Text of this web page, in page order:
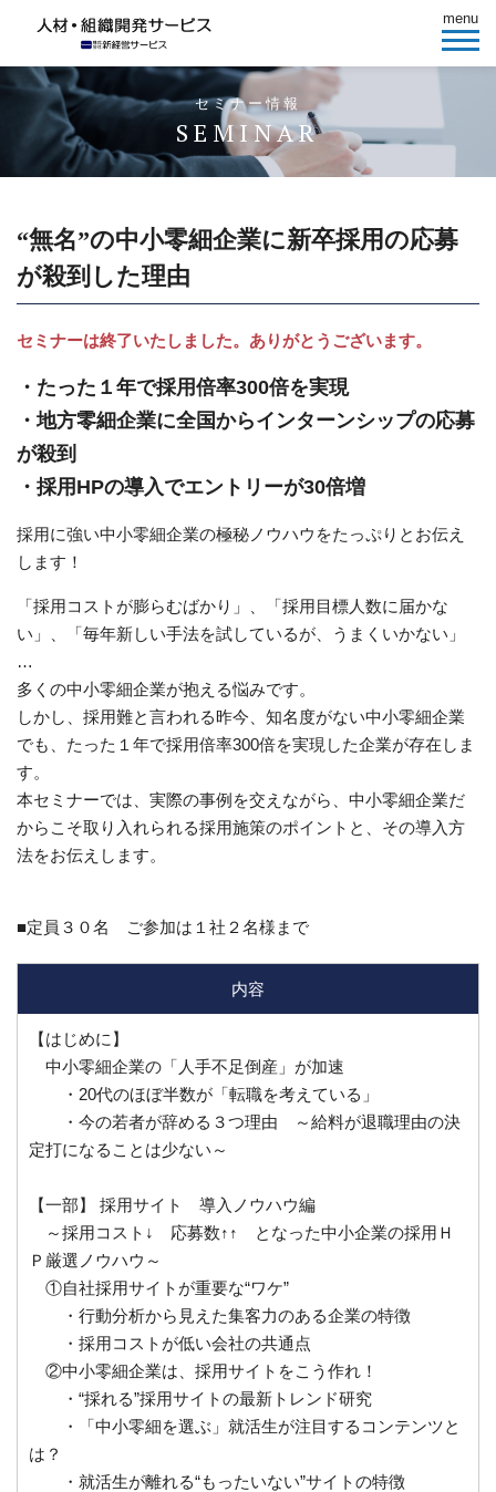
menu
セミナー情報
SEMINAR
“無名”の中小零細企業に新卒採用の応募
が殺到した理由
セミナーは終了いたしました。ありがとうございます。
・たった１年で採用倍率300倍を実現
・地方零細企業に全国からインターンシップの応募
が殺到
・採用HPの導入でエントリーが30倍増
採用に強い中小零細企業の極秘ノウハウをたっぷりとお伝え
します！
「採用コストが膨らむばかり」、「採用目標人数に届かな
い」、「毎年新しい手法を試しているが、うまくいかない」
…
多くの中小零細企業が抱える悩みです。
しかし、採用難と言われる昨今、知名度がない中小零細企業
でも、たった１年で採用倍率300倍を実現した企業が存在しま
す。
本セミナーでは、実際の事例を交えながら、中小零細企業だ
からこそ取り入れられる採用施策のポイントと、その導入方
法をお伝えします。
■定員３０名 ご参加は１社２名様まで
内容
【はじめに】
中小零細企業の「人手不足倒産」が加速
・20代のほぼ半数が「転職を考えている」
・今の若者が辞める３つ理由 ～給料が退職理由の決
定打になることは少ない～
【一部】 採用サイト 導入ノウハウ編
～採用コスト↓ 応募数↑↑ となった中小企業の採用Ｈ
Ｐ厳選ノウハウ～
①自社採用サイトが重要な“ワケ”
・行動分析から見えた集客力のある企業の特徴
・採用コストが低い会社の共通点
②中小零細企業は、採用サイトをこう作れ！
・“採れる”採用サイトの最新トレンド研究
・「中小零細を選ぶ」就活生が注目するコンテンツと
は？
・就活生が離れる“もったいない”サイトの特徴